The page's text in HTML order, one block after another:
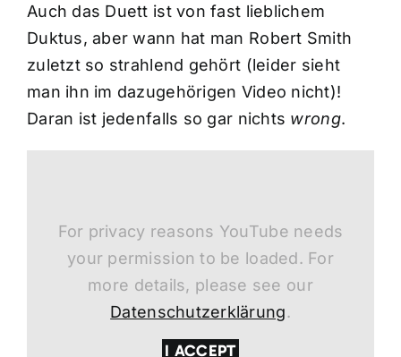
Auch das Duett ist von fast lieblichem
Duktus, aber wann hat man Robert Smith
zuletzt so strahlend gehört (leider sieht
man ihn im dazugehörigen Video nicht)!
Daran ist jedenfalls so gar nichts wrong.
For privacy reasons YouTube needs
your permission to be loaded. For
more details, please see our
Datenschutzerklärung.
I ACCEPT